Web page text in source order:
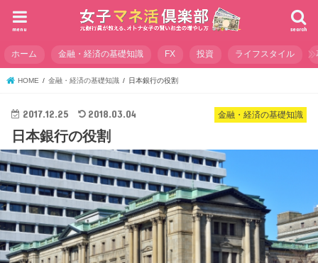
search
menu
ホーム 金融・経済の基礎知識 FX 投資 ライフスタイル
HOME 金融・経済の基礎知識 日本銀行の役割
金融・経済の基礎知識
2017.12.25 2018.03.04
日本銀行の役割